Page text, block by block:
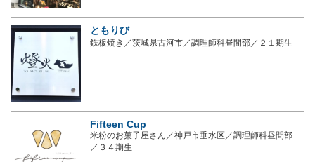
ともりび
鉄板焼き／茨城県古河市／調理師科昼間部／２１期生
Fifteen Cup
米粉のお菓子屋さん／神戸市垂水区／調理師科昼間部
／３４期生